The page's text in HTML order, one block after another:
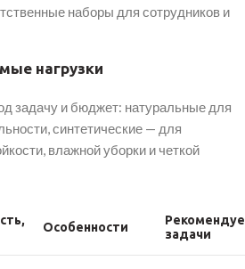
наборы для сотрудников и
нагрузки
задачу и бюджет: натуральные для
синтетические — для
влажной уборки и четкой
Особенности
задачи